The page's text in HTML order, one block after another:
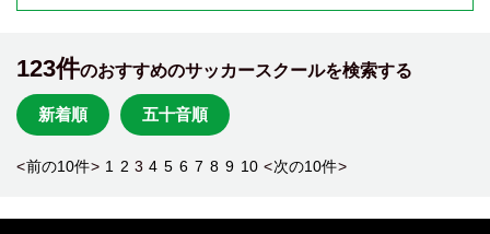
123件のおすすめのサッカースクールを検索する
新着順 五十音順
<前の10件> 1 2 3 4 5 6 7 8 9 10 <次の10件>